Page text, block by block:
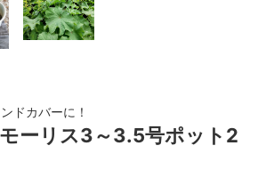
ドカバーに！
ーリス3～3.5号ポット2